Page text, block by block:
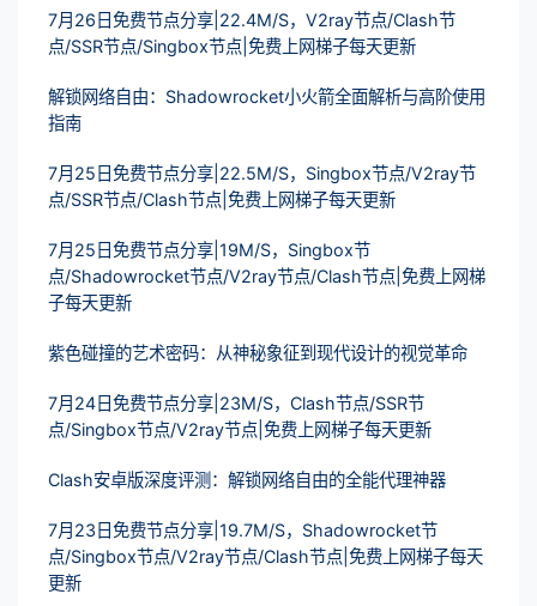
7月26日免费节点分享|22.4M/S，V2ray节点/Clash节
点/SSR节点/Singbox节点|免费上网梯子每天更新
解锁网络自由：Shadowrocket小火箭全面解析与高阶使用
指南
7月25日免费节点分享|22.5M/S，Singbox节点/V2ray节
点/SSR节点/Clash节点|免费上网梯子每天更新
7月25日免费节点分享|19M/S，Singbox节
点/Shadowrocket节点/V2ray节点/Clash节点|免费上网梯
子每天更新
紫色碰撞的艺术密码：从神秘象征到现代设计的视觉革命
7月24日免费节点分享|23M/S，Clash节点/SSR节
点/Singbox节点/V2ray节点|免费上网梯子每天更新
Clash安卓版深度评测：解锁网络自由的全能代理神器
7月23日免费节点分享|19.7M/S，Shadowrocket节
点/Singbox节点/V2ray节点/Clash节点|免费上网梯子每天
更新